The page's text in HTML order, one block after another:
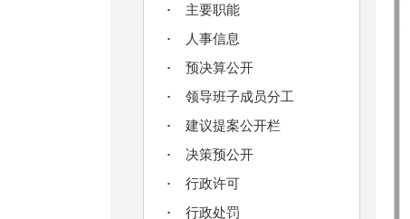
主要职能
人事信息
预决算公开
领导班子成员分工
建议提案公开栏
决策预公开
行政许可
行政处罚